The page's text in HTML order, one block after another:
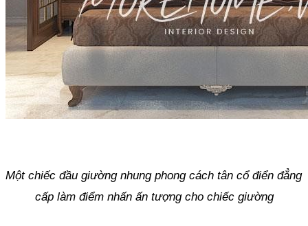
Một chiếc đầu giường nhung phong cách tân cổ điển đẳng
cấp làm điểm nhấn ấn tượng cho chiếc giường